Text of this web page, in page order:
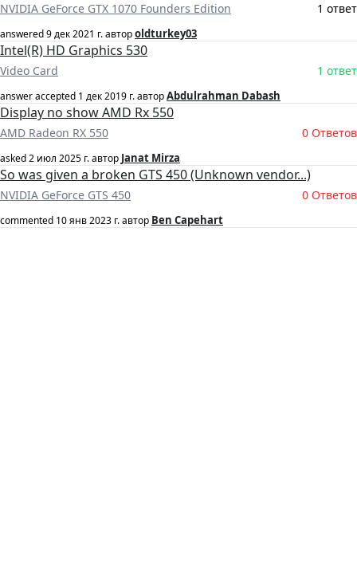
NVIDIA GeForce GTX 1070 Founders Edition 1 ответ
answered9 дек 2021 г.авторoldturkey03
Intel(R) HD Graphics 530
Video Card 1 ответ
answer accepted 1 дек 2019 г.авторAbdulrahman Dabash
Display no show AMD Rx 550
AMD Radeon RX 550 0 Ответов
asked2 июл 2025 г.автор Janat Mirza
So was given a broken GTS 450 (Unknown vendor...)
NVIDIA GeForce GTS 450 0 Ответов
commented 10 янв 2023 г.автор Ben Capehart